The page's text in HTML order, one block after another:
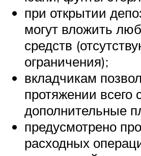
при открытии
могут вложить
средств
ограничения);
вкладчикам
протяжении всего
дополнительные
предусмотрено
расходных